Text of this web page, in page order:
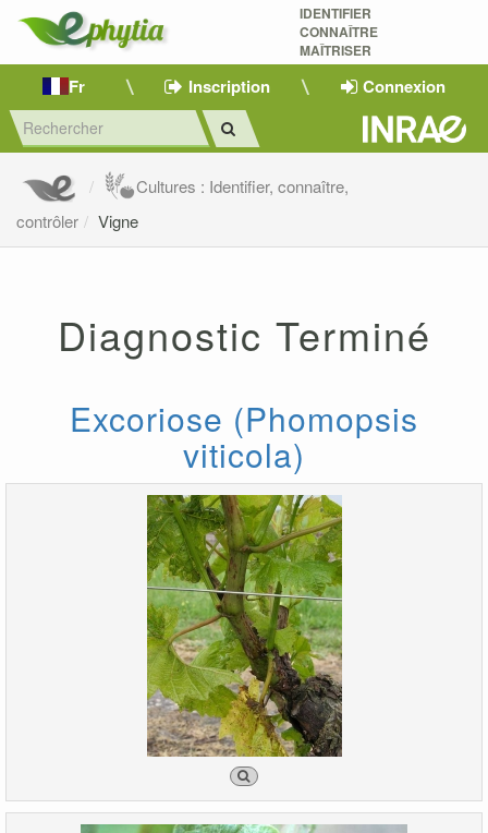
IDENTIFIER
CONNAÎTRE
MAÎTRISER
Fr Inscription Connexion
Cultures : Identifier, connaître,
contrôler
Vigne
Diagnostic Terminé
Excoriose (Phomopsis
viticola)